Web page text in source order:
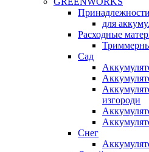
Принадлежности
для
Расходные
Сад
изгороди
Снег